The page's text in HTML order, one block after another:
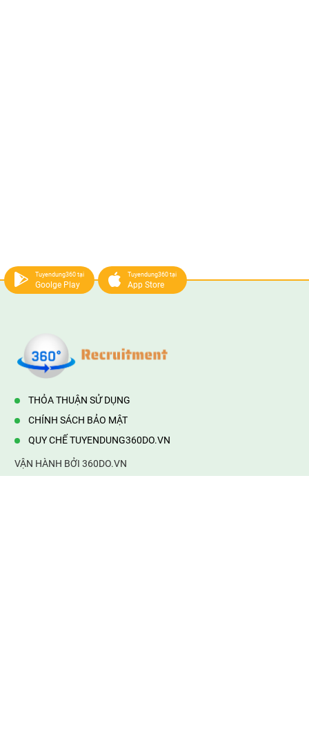
Tuyendung360 tại
Goolge Play
Tuyendung360 tại
App Store
THỎA THUẬN SỬ DỤNG
CHÍNH SÁCH BẢO MẬT
QUY CHẾ TUYENDUNG360DO.VN
VẬN HÀNH BỞI 360DO.VN